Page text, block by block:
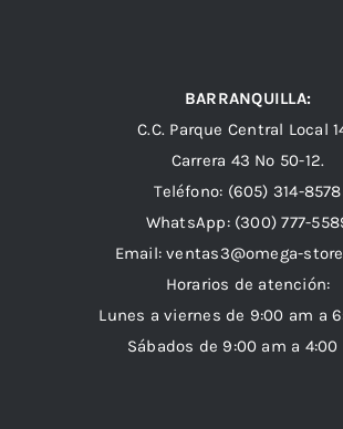
BARRANQUILLA:
C.C. Parque Central Local
Carrera 43 Nº 50-12.
Teléfono: (605) 314-8578
WhatsApp: (300) 777-
Email: ventas3@omega-
Horarios de atención:
Lunes a viernes de 9:00 am a
Sábados de 9:00 am a 4:00